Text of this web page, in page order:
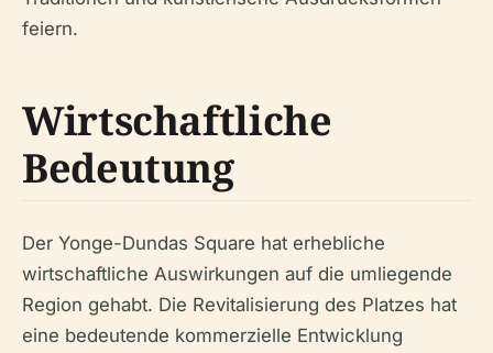
feiern.
Wirtschaftliche
Bedeutung
Der Yonge-Dundas Square hat erhebliche
wirtschaftliche Auswirkungen auf die umliegende
Region gehabt. Die Revitalisierung des Platzes hat
eine bedeutende kommerzielle Entwicklung